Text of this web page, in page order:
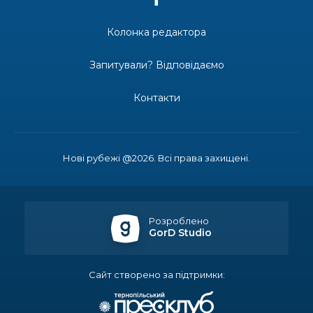
ДОЩІ СТРИМУЮТЬ ЖНИВА
громади мають регулярне
сполучення
Банкнота 2 000 гривень: навіщо її
вводять та коли надійде в обіг
Нові рубежі @2026. Всі права захищені.
Колонка редактора
Запитували? Відповідаємо
Контакти
Розроблено
GorD Studio
Сайт створено за підтримки: